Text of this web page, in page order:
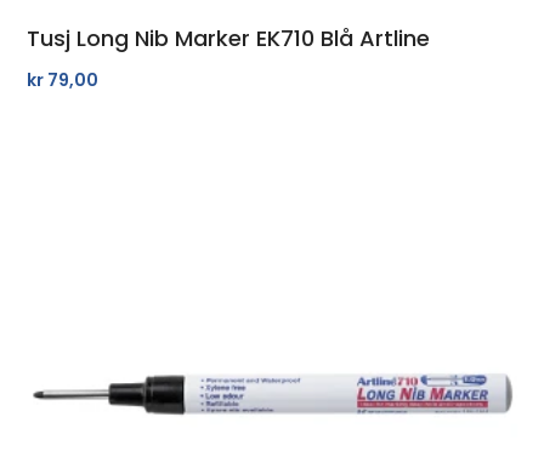
Tusj Long Nib Marker EK710 Blå Artline
kr 79,00